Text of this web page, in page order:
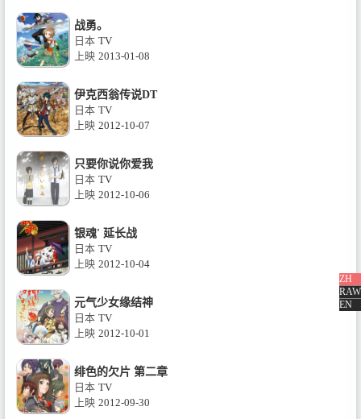
ZH
RAW
EN
战勇。
日本 TV
上映 2013-01-08
伊克西翁传说DT
日本 TV
上映 2012-10-07
只要你说你爱我
日本 TV
上映 2012-10-06
银魂' 延长战
日本 TV
上映 2012-10-04
元气少女缘结神
日本 TV
上映 2012-10-01
绯色的欠片 第二章
日本 TV
上映 2012-09-30